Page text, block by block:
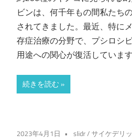
ビンは、何千年もの間私たち
されてきました。最近、特に
存症治療の分野で、プシロシ
用途への関心が復活していま
続きを読む
2023年4月1日 slidr/サイケデリ